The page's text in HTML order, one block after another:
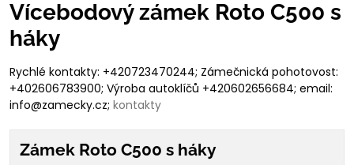
Vícebodový zámek Roto C500 s
háky
Rychlé kontakty: +420723470244; Zámečnická pohotovost:
+402606783900; Výroba autoklíčů +420602656684; email:
info@zamecky.cz; kontakty
Zámek Roto C500 s háky